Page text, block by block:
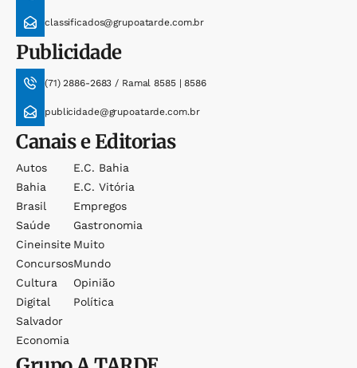
classificados@grupoatarde.com.br
Publicidade
(71) 2886-2683 / Ramal 8585 | 8586
publicidade@grupoatarde.com.br
Canais e Editorias
Autos
Bahia
Brasil
Saúde
Cineinsite
Concursos
Cultura
Digital
Salvador
Economia
E.c. Bahia
E.c. Vitória
Empregos
Gastronomia
Muito
Mundo
Opinião
Política